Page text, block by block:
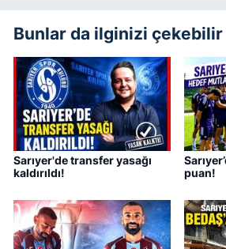
Bunlar da ilginizi çekebilir
Sarıyer'de transfer yasağı
kaldırıldı!
puan!